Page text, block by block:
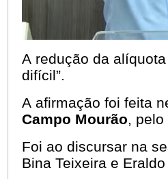
A redução da
difícil”.
A afirmação foi feita
Campo Mourão,
Foi ao discursar na
Bina Teixeira e